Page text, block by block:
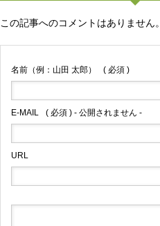
この記事へのコメントはありません。
名前（例：山田 太郎） ( 必須 )
E-MAIL ( 必須 ) - 公開されません -
URL